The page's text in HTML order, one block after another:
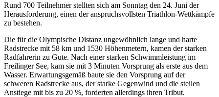
Rund 700 Teilnehmer stellten sich am Sonntag den 24. Juni der
Herausforderung, einen der anspruchsvollsten Triathlon-Wettkämpfe
zu bestehen.
Die für die Olympische Distanz ungewöhnlich lange und harte
Radstrecke mit 58 km und 1530 Höhenmetern, kamen der starken
Radfahrerin zu Gute. Nach einer starken Schwimmleistung im
Freilinger See, kam sie mit 3 Minuten Vorsprung als erste aus dem
Wasser. Erwartungsgemäß baute sie den Vorsprung auf der
schweren Radstrecke aus, der starke Gegenwind und die steilen
Anstiege mit bis zu 20 %, forderten allerdings ihren Tribut.